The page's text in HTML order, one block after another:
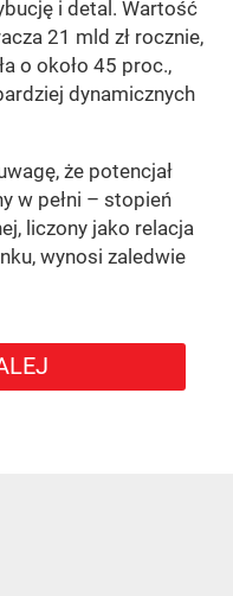
i detal. Wartość
21 mld zł rocznie,
o około 45 proc.,
dynamicznych
że potencjał
w pełni – stopień
liczony jako relacja
wynosi zaledwie